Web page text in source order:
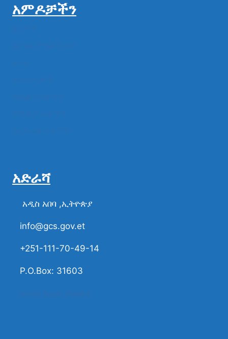
አምዶቻችን
አድራሻ
አዲስ አበባ ,ኢትዮጵያ
info@gcs.gov.et
+251-111-70-49-14
P.O.Box: 31603